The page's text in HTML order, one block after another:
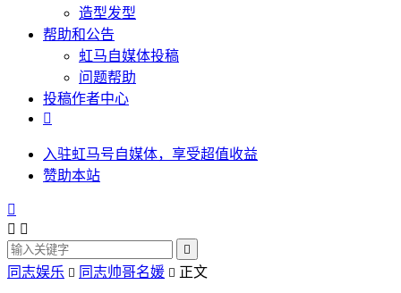
造型发型
帮助和公告
虹马自媒体投稿
问题帮助
投稿作者中心

入驻虹马号自媒体，享受超值收益
赞助本站

 

同志娱乐  同志帅哥名媛  正文